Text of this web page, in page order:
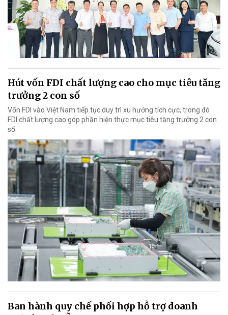
Hút vốn FDI chất lượng cao cho mục tiêu tăng
trưởng 2 con số
Vốn FDI vào Việt Nam tiếp tục duy trì xu hướng tích cực, trong đó
FDI chất lượng cao góp phần hiện thực mục tiêu tăng trưởng 2 con
số.
Ban hành quy chế phối hợp hỗ trợ doanh